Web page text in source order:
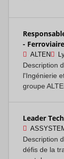
-
ALTEN
Description
l'Ingénierie
groupe
Leader
Description
défis de la